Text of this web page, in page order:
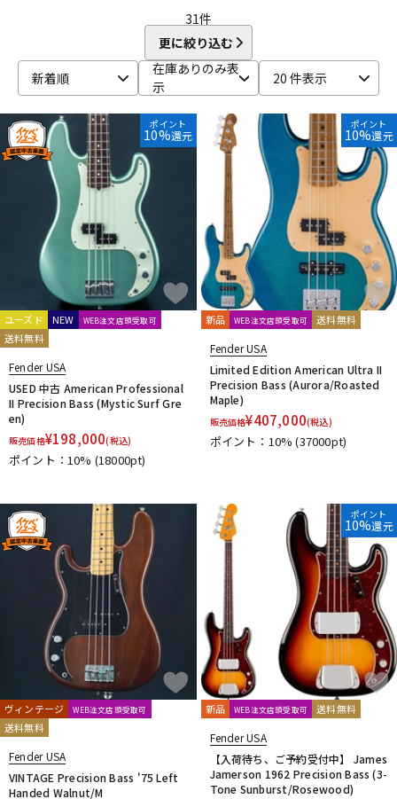
31件
更に絞り込む
新着順
在庫ありのみ表
示
20 件表示
ポイント
10%還元
ユーズド NEW WEB注文店頭受取可
送料無料
Fender USA
USED 中古 American Professional
II Precision Bass (Mystic Surf Gre
en)
販売価格¥198,000(税込)
ポイント：10% (18000pt)
ポイント
10%還元
新品 WEB注文店頭受取可 送料無料
Fender USA
Limited Edition American Ultra II
Precision Bass (Aurora/Roasted
Maple)
販売価格¥407,000(税込)
ポイント：10%(37000pt)
ヴィンテージ WEB注文店頭受取可
送料無料
Fender USA
VINTAGE Precision Bass '75 Left
Handed Walnut/M
ポイント
10%還元
新品 WEB注文店頭受取可 送料無料
Fender USA
【入荷待ち、ご予約受付中】 James
Jamerson 1962 Precision Bass (3-
Tone Sunburst/Rosewood)